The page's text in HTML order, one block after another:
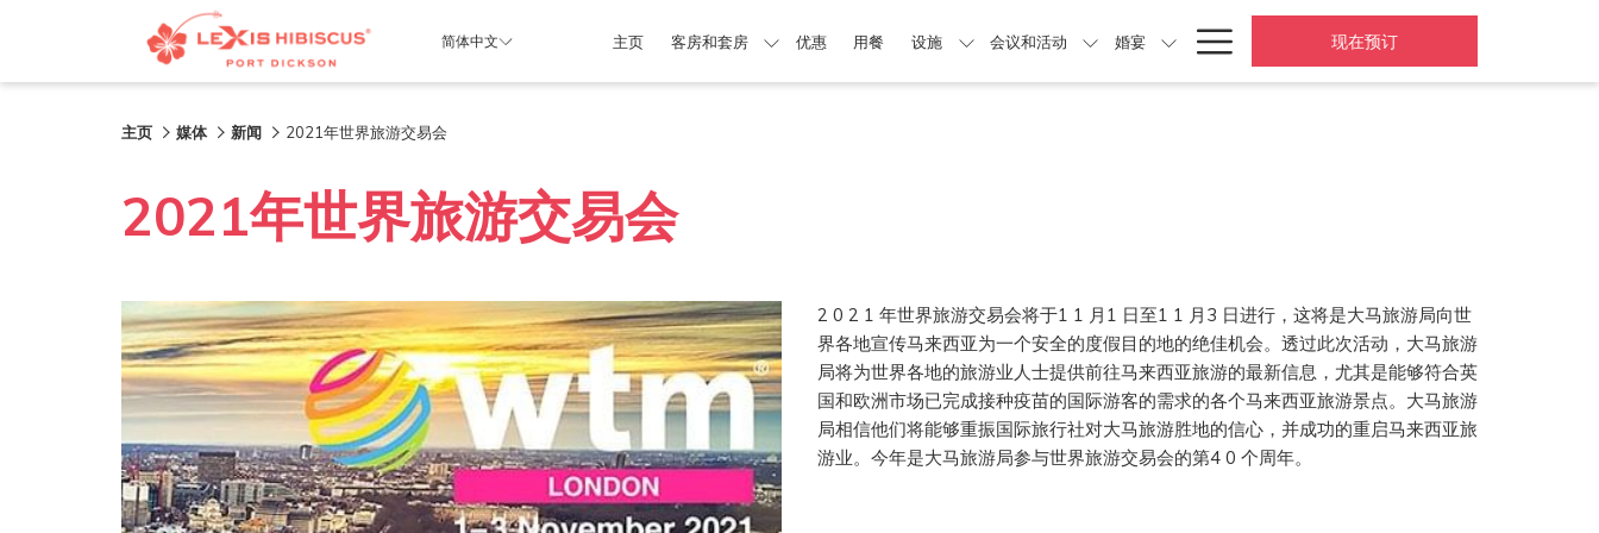
简体中文 主页 客房和套房 优惠 用餐 设施 会议和活动 婚宴 Hamburger
Menu
现在预订
主页 媒体 新闻 2021年世界旅游交易会
2021年世界旅游交易会
2 0 2 1 年世界旅游交易会将于1 1 月1 日至1 1 月3 日进行，这将是大马旅游局向世
界各地宣传马来西亚为一个安全的度假目的地的绝佳机会。透过此次活动，大马旅游
局将为世界各地的旅游业人士提供前往马来西亚旅游的最新信息，尤其是能够符合英
国和欧洲市场已完成接种疫苗的国际游客的需求的各个马来西亚旅游景点。大马旅游
局相信他们将能够重振国际旅行社对大马旅游胜地的信心，并成功的重启马来西亚旅
游业。今年是大马旅游局参与世界旅游交易会的第4 0 个周年。